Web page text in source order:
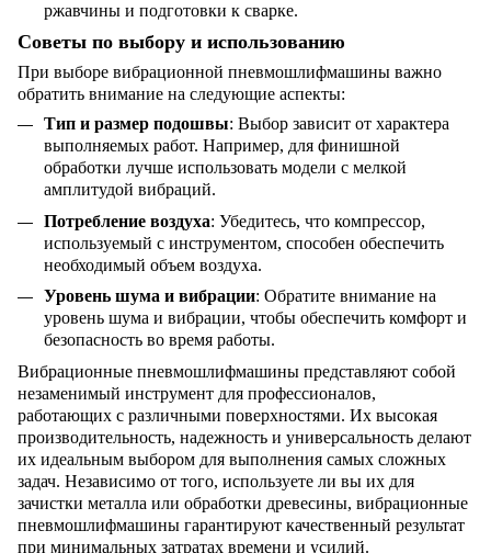
ржавчины и подготовки к сварке.
Советы по выбору и использованию
При выборе вибрационной пневмошлифмашины важно
обратить внимание на следующие аспекты:
Тип и размер подошвы: Выбор зависит от характера
выполняемых работ. Например, для финишной
обработки лучше использовать модели с мелкой
амплитудой вибраций.
Потребление воздуха: Убедитесь, что компрессор,
используемый с инструментом, способен обеспечить
необходимый объем воздуха.
Уровень шума и вибрации: Обратите внимание на
уровень шума и вибрации, чтобы обеспечить комфорт и
безопасность во время работы.
Вибрационные пневмошлифмашины представляют собой
незаменимый инструмент для профессионалов,
работающих с различными поверхностями. Их высокая
производительность, надежность и универсальность делают
их идеальным выбором для выполнения самых сложных
задач. Независимо от того, используете ли вы их для
зачистки металла или обработки древесины, вибрационные
пневмошлифмашины гарантируют качественный результат
при минимальных затратах времени и усилий.